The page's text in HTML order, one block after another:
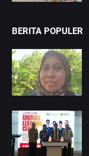
BERITA POPULER